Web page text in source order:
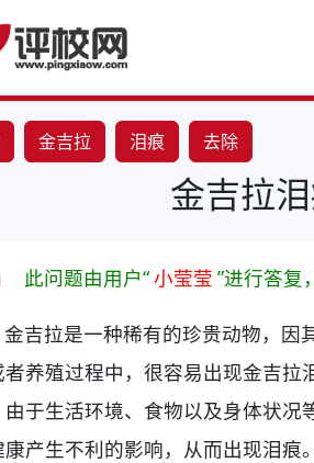
金吉拉 泪痕 去除
金吉拉
此问题由用户“小莹莹 ”进行答复
金吉拉是一种稀有的珍贵动物，因
者养殖过程中，很容易出现金吉拉
由于生活环境、食物以及身体状
产生不利的影响，从而出现泪痕。